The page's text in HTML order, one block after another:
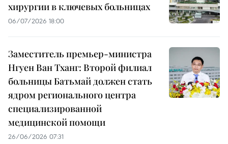
хирургии в ключевых больницах
06/07/2026 18:00
Заместитель премьер-министра
Нгуен Ван Тханг: Второй филиал
больницы Батьмай должен стать
ядром регионального центра
специализированной
медицинской помощи
26/06/2026 07:31